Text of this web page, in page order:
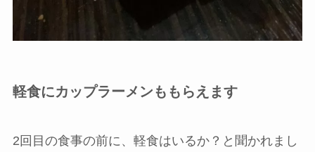
軽食にカップラーメンももらえます
2回目の食事の前に、軽食はいるか？と聞かれまし